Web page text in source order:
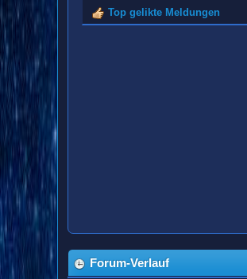
Top gelikte Meldungen
Forum-Verlauf